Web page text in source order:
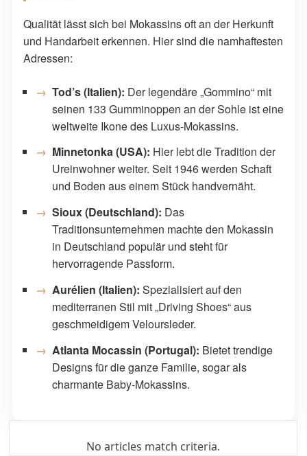
Qualität lässt sich bei Mokassins oft an der Herkunft
und Handarbeit erkennen. Hier sind die namhaftesten
Adressen:
Tod’s (Italien): Der legendäre „Gommino“ mit
seinen 133 Gumminoppen an der Sohle ist eine
weltweite Ikone des Luxus-Mokassins.
Minnetonka (USA): Hier lebt die Tradition der
Ureinwohner weiter. Seit 1946 werden Schaft
und Boden aus einem Stück handvernäht.
Sioux (Deutschland): Das
Traditionsunternehmen machte den Mokassin
in Deutschland populär und steht für
hervorragende Passform.
Aurélien (Italien): Spezialisiert auf den
mediterranen Stil mit „Driving Shoes“ aus
geschmeidigem Veloursleder.
Atlanta Mocassin (Portugal): Bietet trendige
Designs für die ganze Familie, sogar als
charmante Baby-Mokassins.
No articles match criteria.